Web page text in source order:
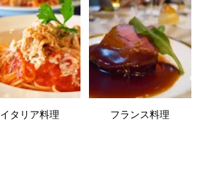
イタリア料理 フランス料理